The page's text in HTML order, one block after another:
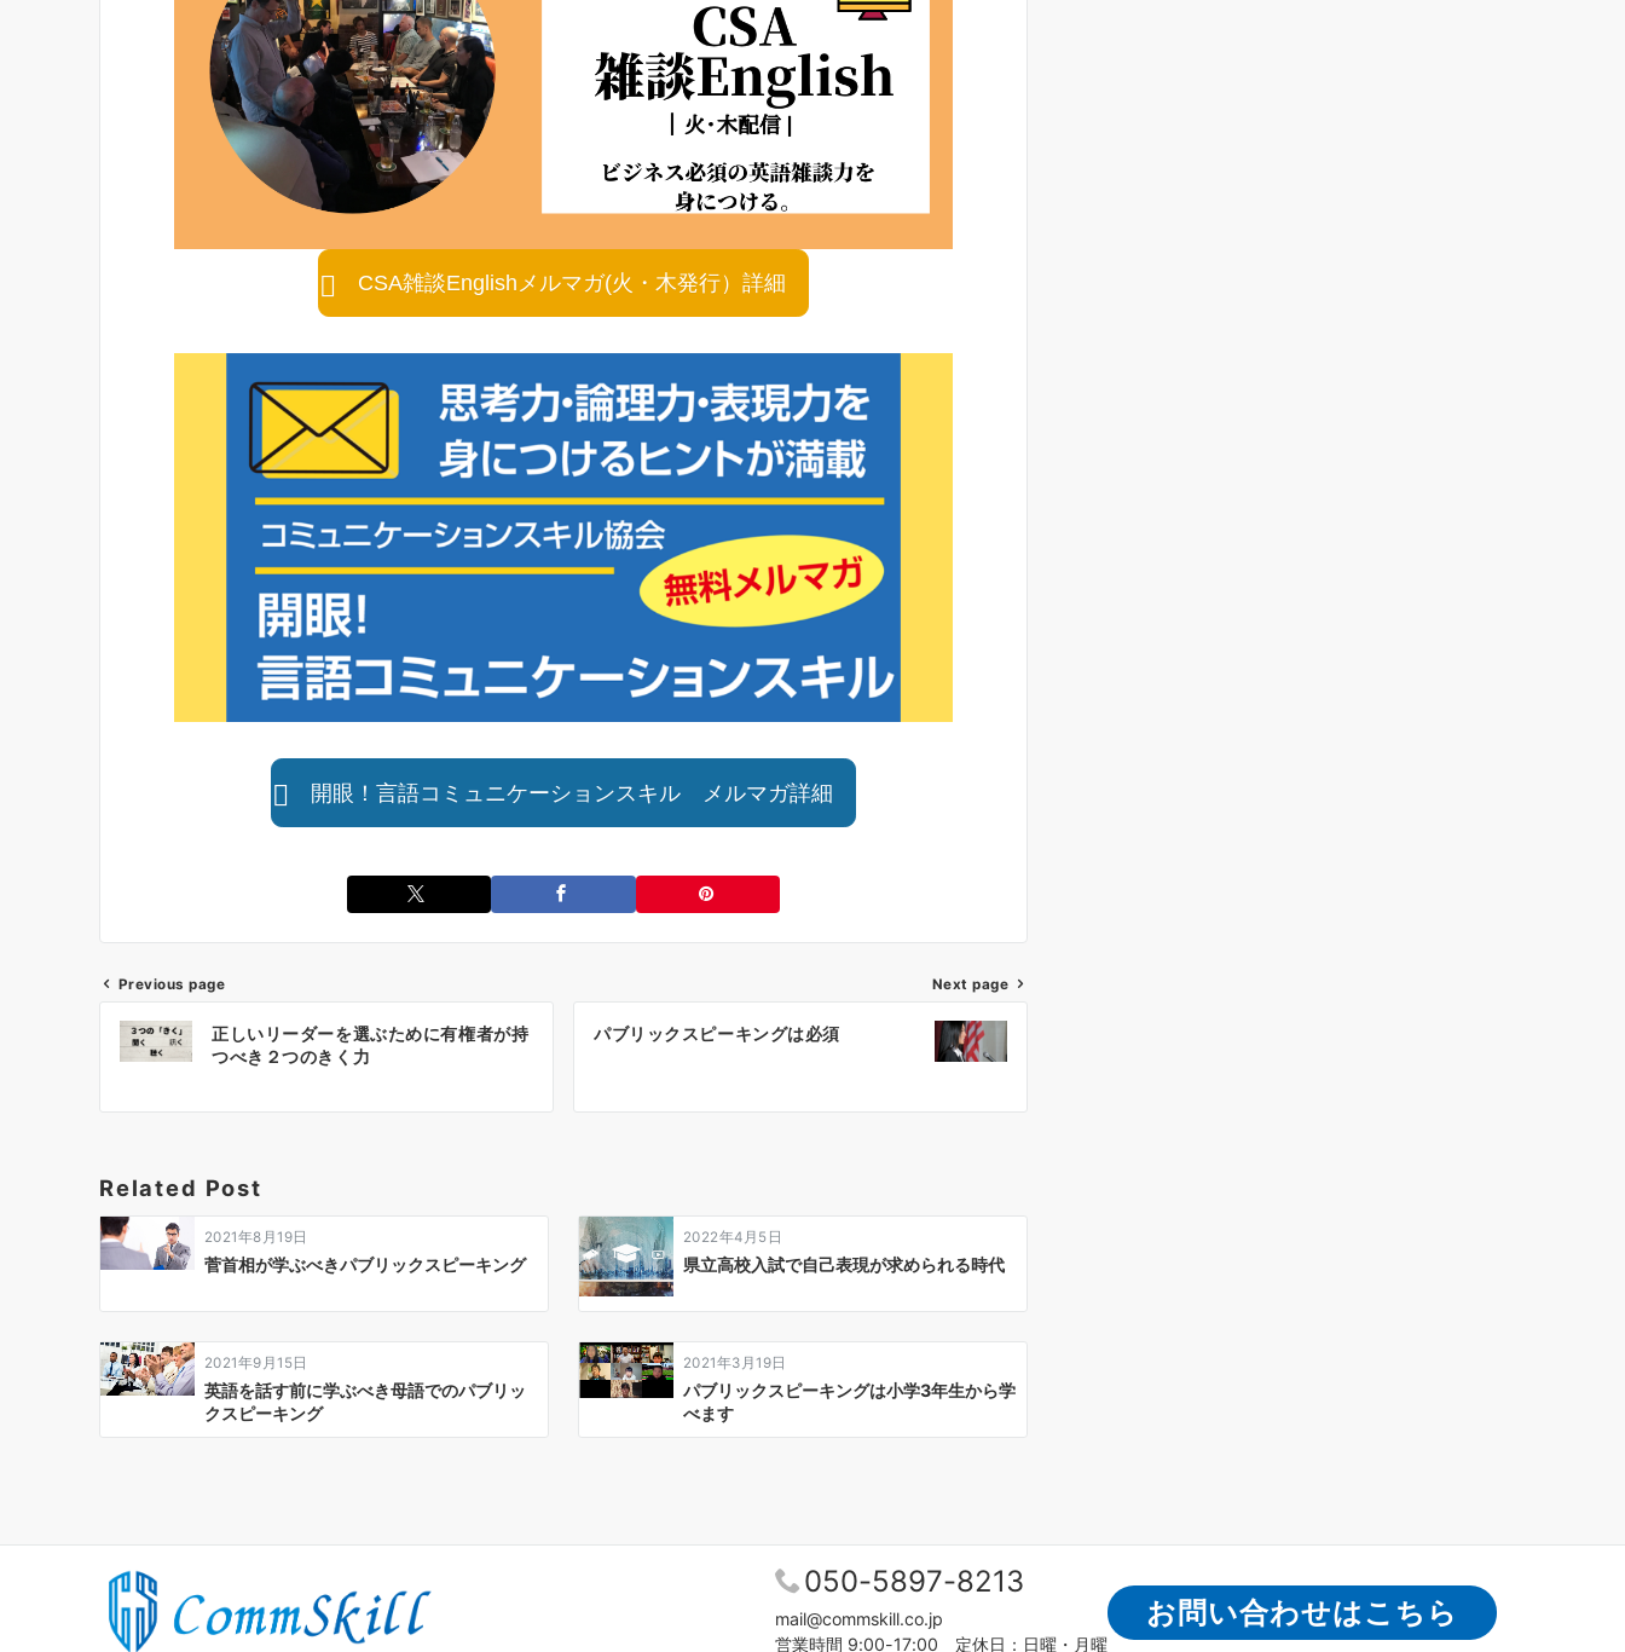
CSA雑談Englishメルマガ(火・木発行）詳細
開眼！言語コミュニケーションスキル メルマガ詳細
ビ
シ
ョ
Previous page
正しいリーダーを選ぶために有権者が持
つべき２つのきく力
Next page
パブリックスピーキングは必須
Related Post
2021年8月19日
菅首相が学ぶべきパブリックスピーキング
2022年4月5日
県立高校入試で自己表現が求められる時代
2021年9月15日
英語を話す前に学ぶべき母語でのパブリッ
クスピーキング
2021年3月19日
パブリックスピーキングは小学3年生から学
べます
050-5897-8213
mail@commskill.co.jp
営業時間 9:00-17:00 定休日：日曜・月曜
お問い合わせはこちら